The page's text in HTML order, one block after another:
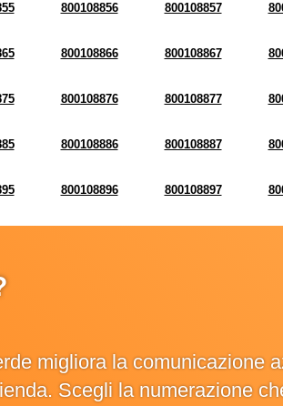
800108856 800108857
800108866 800108867
800108876 800108877
800108886 800108887
800108896 800108897
migliora la comunicazione
Scegli la numerazione